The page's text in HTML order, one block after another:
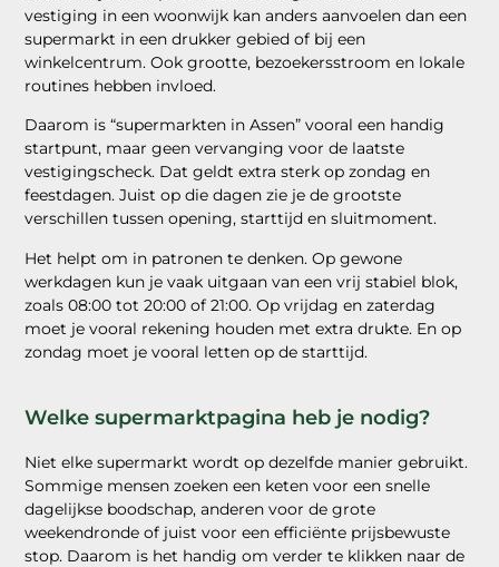
vestiging in een woonwijk kan anders aanvoelen dan een
supermarkt in een drukker gebied of bij een
winkelcentrum. Ook grootte, bezoekersstroom en lokale
routines hebben invloed.
Daarom is “supermarkten in Assen” vooral een handig
startpunt, maar geen vervanging voor de laatste
vestigingscheck. Dat geldt extra sterk op zondag en
feestdagen. Juist op die dagen zie je de grootste
verschillen tussen opening, starttijd en sluitmoment.
Het helpt om in patronen te denken. Op gewone
werkdagen kun je vaak uitgaan van een vrij stabiel blok,
zoals 08:00 tot 20:00 of 21:00. Op vrijdag en zaterdag
moet je vooral rekening houden met extra drukte. En op
zondag moet je vooral letten op de starttijd.
Welke supermarktpagina heb je nodig?
Niet elke supermarkt wordt op dezelfde manier gebruikt.
Sommige mensen zoeken een keten voor een snelle
dagelijkse boodschap, anderen voor de grote
weekendronde of juist voor een efficiënte prijsbewuste
stop. Daarom is het handig om verder te klikken naar de